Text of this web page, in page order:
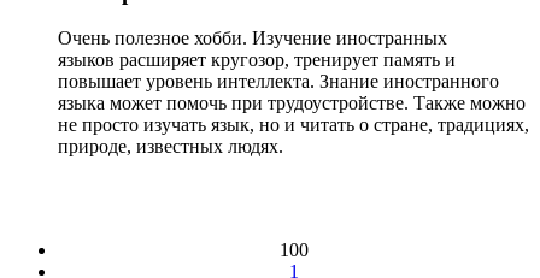
Очень полезное хобби. Изучение иностранных
языков расширяет кругозор, тренирует память и
повышает уровень интеллекта. Знание иностранного
языка может помочь при трудоустройстве. Также можно
не просто изучать язык, но и читать о стране, традициях,
природе, известных людях.
100
1